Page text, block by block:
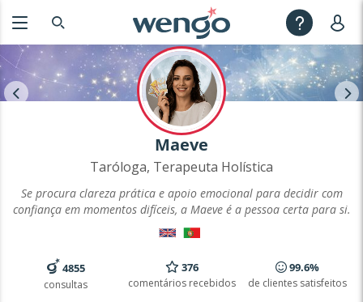
Maeve
Taróloga, Terapeuta Holística
Se procura clareza prática e apoio emocional para decidir com
confiança em momentos difíceis, a Maeve é a pessoa certa para si.
4855
consultas
376
comentários recebidos
99.6%
de clientes satisfeitos